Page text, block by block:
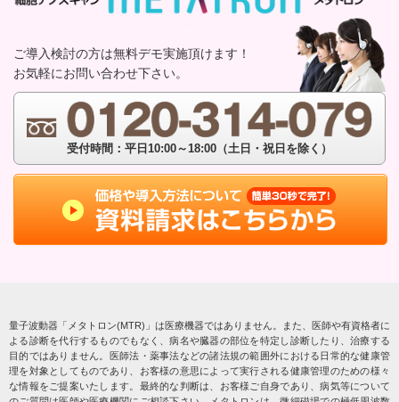
ご導入検討の方は無料デモ実施頂けます！
お気軽にお問い合わせ下さい。
受付時間：平日10:00～18:00（土日・祝日を除く）
量子波動器「メタトロン(MTR)」は医療機器ではありません。また、医師や有資格者に
よる診断を代行するものでもなく、病名や臓器の部位を特定し診断したり、治療する
目的ではありません。医師法・薬事法などの諸法規の範囲外における日常的な健康管
理を対象としてものであり、お客様の意思によって実行される健康管理のための様々
な情報をご提案いたします。最終的な判断は、お客様ご自身であり、病気等について